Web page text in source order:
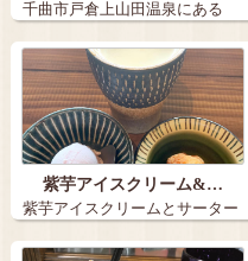
千曲市戸倉上山田温泉にある
「フロスタ」 …
紫芋アイスクリーム&…
紫芋アイスクリームとサーター
アンダギー+…